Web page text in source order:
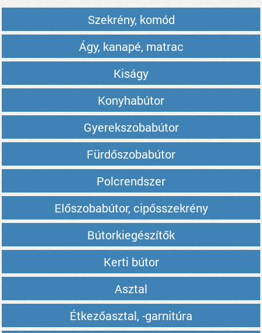
Szekrény, komód
Ágy, kanapé, matrac
Kiságy
Konyhabútor
Gyerekszobabútor
Fürdőszobabútor
Polcrendszer
Előszobabútor, cipősszekrény
Bútorkiegészítők
Kerti bútor
Asztal
Étkezőasztal, -garnitúra